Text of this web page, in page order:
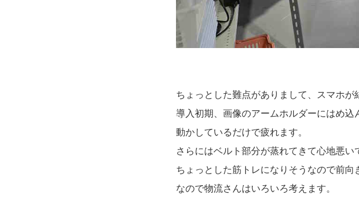
ちょっとした難点がありまして、スマホが
導入初期、画像のアームホルダーにはめ
動かしているだけで疲れます。
さらにはベルト部分が蒸れてきて心地悪い
ちょっとした筋トレになりそうなので前
なので物流さんはいろいろ考えます。